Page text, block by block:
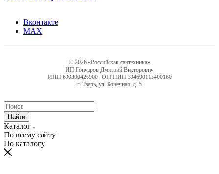
Вконтакте
MAX
© 2026 «Российская сантехника»
ИП Гончаров Дмитрий Викторович
ИНН 690300426900 | ОГРНИП 304690115400160
г. Тверь, ул. Конечная, д. 5
Найти
Каталог
По всему сайту
По каталогу